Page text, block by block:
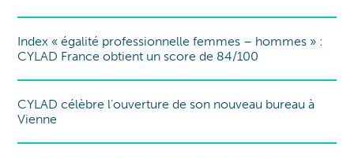
Index EgaPro
Index « égalité professionnelle femmes – hommes » :
CYLAD France obtient un score de 84/100
Nouveau bureau
CYLAD célèbre l’ouverture de son nouveau bureau à
Vienne